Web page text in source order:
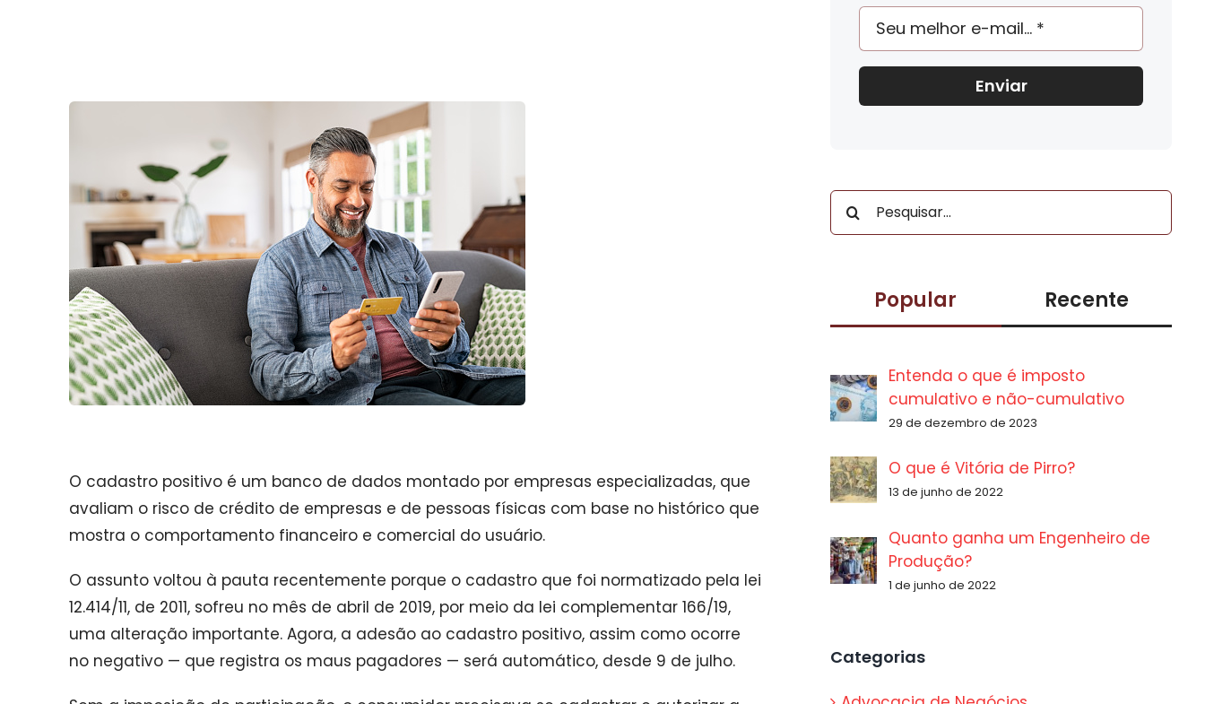
O cadastro positivo é um banco de dados montado por empresas especializadas, que
avaliam o risco de crédito de empresas e de pessoas físicas com base no histórico que
mostra o comportamento financeiro e comercial do usuário.
O assunto voltou à pauta recentemente porque o cadastro que foi normatizado pela lei
12.414/11, de 2011, sofreu no mês de abril de 2019, por meio da lei complementar 166/19,
uma alteração importante. Agora, a adesão ao cadastro positivo, assim como ocorre
no negativo — que registra os maus pagadores — será automático, desde 9 de julho.
Enviar
Buscar
resultados
Popular Recente
Entenda o que é imposto
cumulativo e não-cumulativo
29 de dezembro de 2023
O que é Vitória de Pirro?
13 de junho de 2022
Quanto ganha um Engenheiro de
Produção?
1 de junho de 2022
Categorias